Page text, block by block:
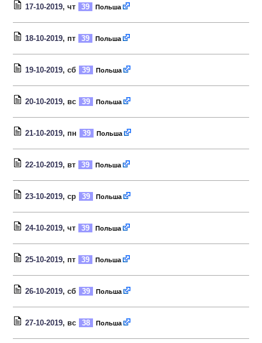
17-10-2019, чт 39 Польша
18-10-2019, пт 39 Польша
19-10-2019, сб 39 Польша
20-10-2019, вс 39 Польша
21-10-2019, пн 39 Польша
22-10-2019, вт 39 Польша
23-10-2019, ср 39 Польша
24-10-2019, чт 39 Польша
25-10-2019, пт 39 Польша
26-10-2019, сб 39 Польша
27-10-2019, вс 38 Польша